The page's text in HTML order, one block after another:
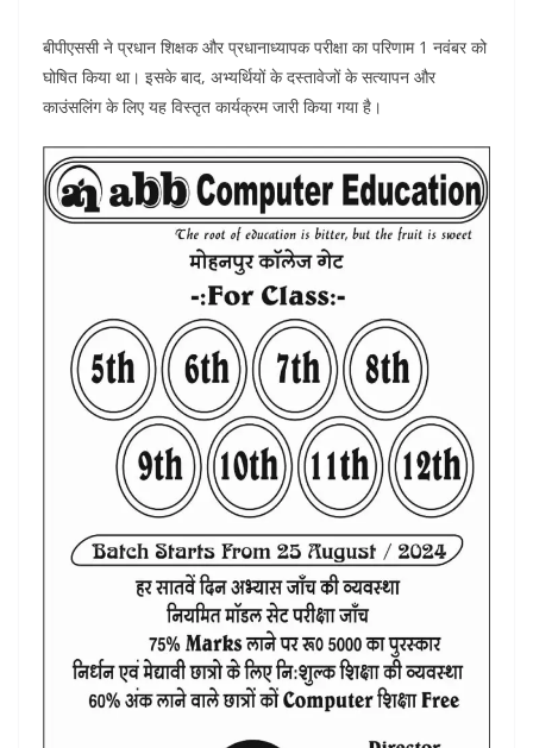
बीपीएससी ने प्रधान शिक्षक और प्रधानाध्यापक परीक्षा का परिणाम 1 नवंबर को
घोषित किया था। इसके बाद, अभ्यर्थियों के दस्तावेजों के सत्यापन और
काउंसलिंग के लिए यह विस्तृत कार्यक्रम जारी किया गया है।